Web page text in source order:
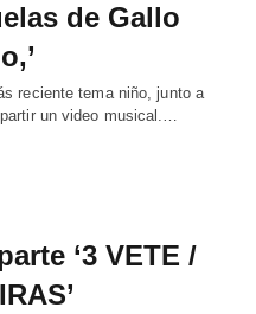
de Gallo
reciente tema niño, junto a
un video musical.…
‘3 VETE /